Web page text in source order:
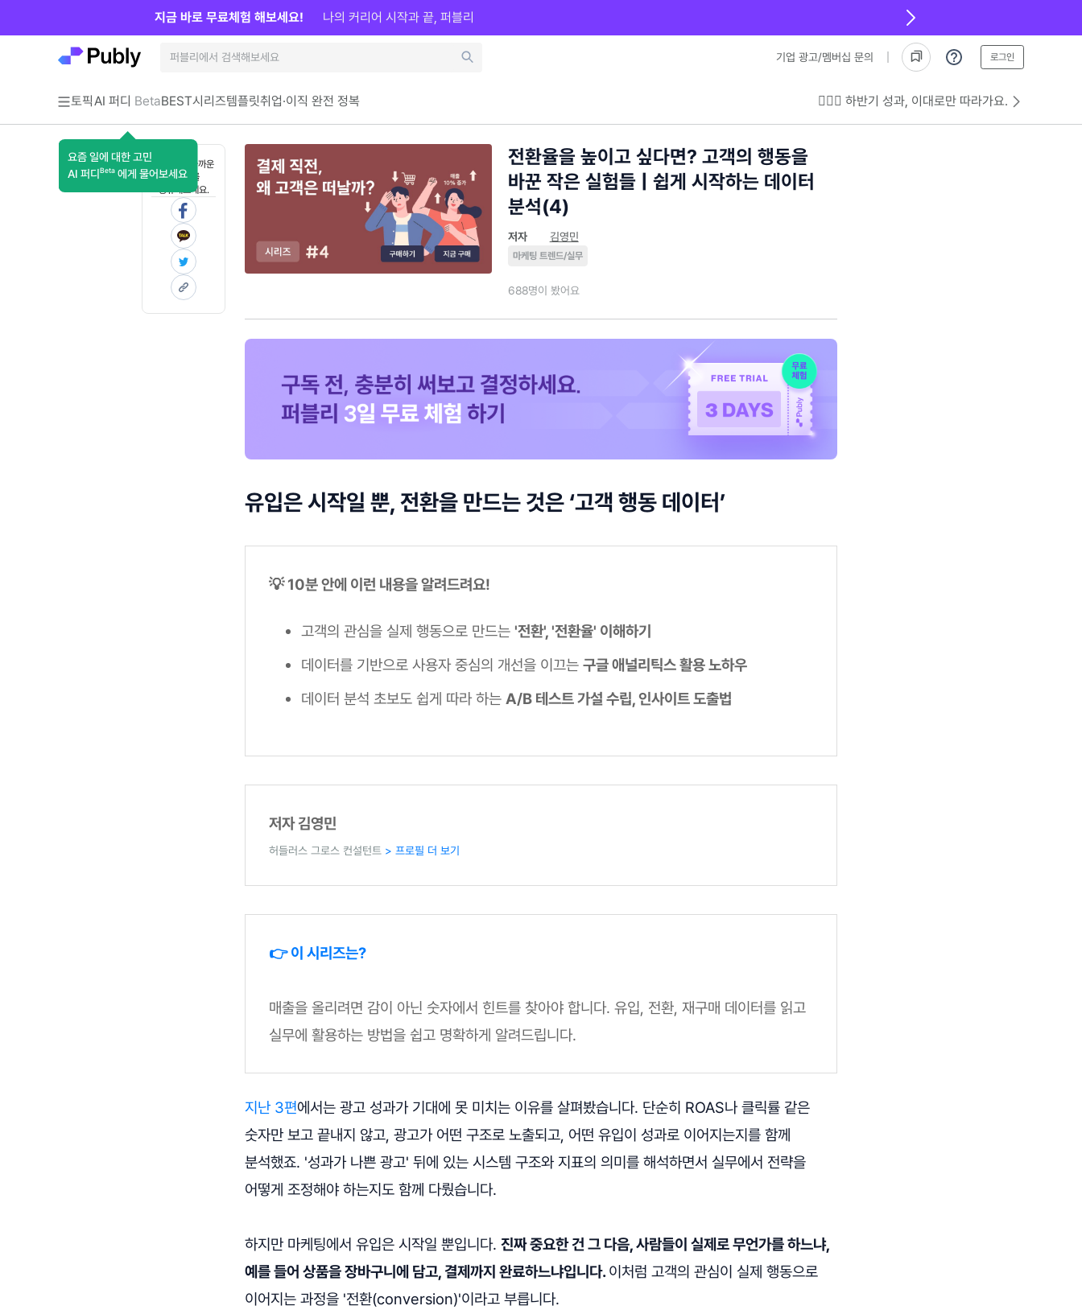
기업 광고/멤버십 문의 로그인
토픽AI 퍼디 Beta
요즘 일에 대한 고민
AI 퍼디 Beta 에게 물어보세요
BEST시리즈템플릿취업·이직 완전 정복 💁🏻‍♂️ 하반기 성과, 이대로만 따라가요.
지금 바로 무료체험 해보세요! 나의 커리어 시작과 끝, 퍼블리
혼자 보기 아까운
콘텐츠를
공유해보세요.
전환율을 높이고 싶다면? 고객의 행동을
바꾼 작은 실험들 | 쉽게 시작하는 데이터
분석(4)
저자 김영민
마케팅 트렌드/실무
688명이 봤어요
유입은 시작일 뿐, 전환을 만드는 것은 ‘고객 행동 데이터’
💡 10분 안에 이런 내용을 알려드려요!
고객의 관심을 실제 행동으로 만드는 '전환', '전환율' 이해하기
데이터를 기반으로 사용자 중심의 개선을 이끄는 구글 애널리틱스 활용 노하우
데이터 분석 초보도 쉽게 따라 하는 A/B 테스트 가설 수립, 인사이트 도출법
저자 김영민
허들러스 그로스 컨설턴트 > 프로필 더 보기
👉 이 시리즈는?
매출을 올리려면 감이 아닌 숫자에서 힌트를 찾아야 합니다. 유입, 전환, 재구매 데이터를 읽고
실무에 활용하는 방법을 쉽고 명확하게 알려드립니다.
지난 3편에서는 광고 성과가 기대에 못 미치는 이유를 살펴봤습니다. 단순히 ROAS나 클릭률 같은
숫자만 보고 끝내지 않고, 광고가 어떤 구조로 노출되고, 어떤 유입이 성과로 이어지는지를 함께
분석했죠. '성과가 나쁜 광고' 뒤에 있는 시스템 구조와 지표의 의미를 해석하면서 실무에서 전략을
어떻게 조정해야 하는지도 함께 다뤘습니다.
하지만 마케팅에서 유입은 시작일 뿐입니다. 진짜 중요한 건 그 다음, 사람들이 실제로 무언가를 하느냐,
예를 들어 상품을 장바구니에 담고, 결제까지 완료하느냐입니다.이처럼 고객의 관심이 실제 행동으로
이어지는 과정을 '전환(conversion)'이라고 부릅니다.